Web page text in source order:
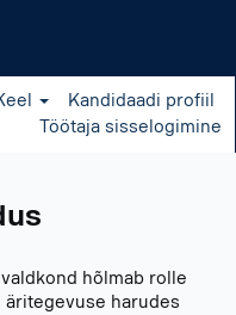
Kandidaadi profiil
Töötaja sisselogimine
valdkond hõlmab rolle
harudes